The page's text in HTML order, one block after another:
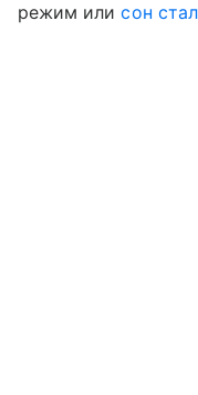
режим илисон